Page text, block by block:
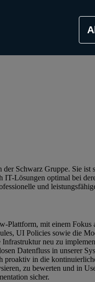
Schwarz Gruppe. Sie
Lösungen optimal bei
und
Plattform, mit einem
UI Policies sowie die
neu zu
Datenfluss in unserer
in die
zu bewerten und in
sicher.